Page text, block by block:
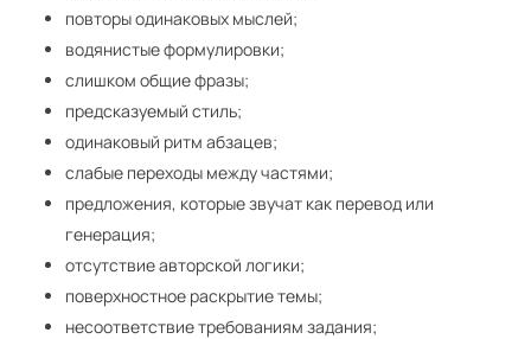
повторы одинаковых мыслей;
водянистые формулировки;
слишком общие фразы;
предсказуемый стиль;
одинаковый ритм абзацев;
слабые переходы между частями;
предложения, которые звучат как перевод или
генерация;
отсутствие авторской логики;
поверхностное раскрытие темы;
несоответствие требованиям задания;